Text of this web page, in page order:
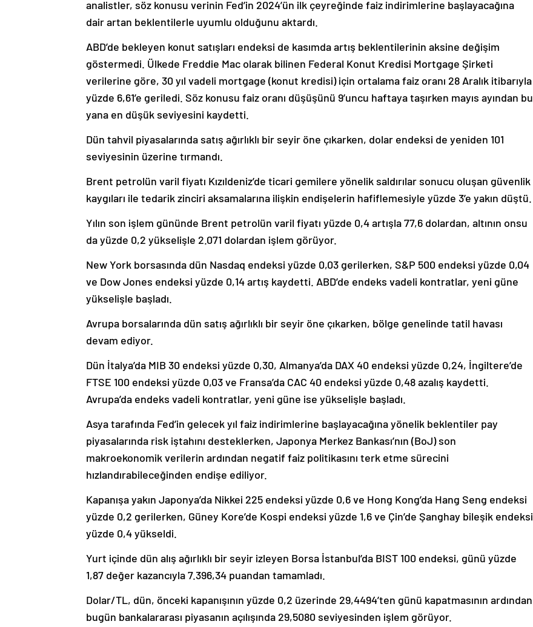
analistler, söz konusu verinin Fed’in 2024’ün ilk çeyreğinde faiz indirimlerine başlayacağına
dair artan beklentilerle uyumlu olduğunu aktardı.
ABD’de bekleyen konut satışları endeksi de kasımda artış beklentilerinin aksine değişim
göstermedi. Ülkede Freddie Mac olarak bilinen Federal Konut Kredisi Mortgage Şirketi
verilerine göre, 30 yıl vadeli mortgage (konut kredisi) için ortalama faiz oranı 28 Aralık itibarıyla
yüzde 6,61’e geriledi. Söz konusu faiz oranı düşüşünü 9’uncu haftaya taşırken mayıs ayından bu
yana en düşük seviyesini kaydetti.
Dün tahvil piyasalarında satış ağırlıklı bir seyir öne çıkarken, dolar endeksi de yeniden 101
seviyesinin üzerine tırmandı.
Brent petrolün varil fiyatı Kızıldeniz’de ticari gemilere yönelik saldırılar sonucu oluşan güvenlik
kaygıları ile tedarik zinciri aksamalarına ilişkin endişelerin hafiflemesiyle yüzde 3’e yakın düştü.
Yılın son işlem gününde Brent petrolün varil fiyatı yüzde 0,4 artışla 77,6 dolardan, altının onsu
da yüzde 0,2 yükselişle 2.071 dolardan işlem görüyor.
New York borsasında dün Nasdaq endeksi yüzde 0,03 gerilerken, S&P 500 endeksi yüzde 0,04
ve Dow Jones endeksi yüzde 0,14 artış kaydetti. ABD’de endeks vadeli kontratlar, yeni güne
yükselişle başladı.
Avrupa borsalarında dün satış ağırlıklı bir seyir öne çıkarken, bölge genelinde tatil havası
devam ediyor.
Dün İtalya’da MIB 30 endeksi yüzde 0,30, Almanya’da DAX 40 endeksi yüzde 0,24, İngiltere’de
FTSE 100 endeksi yüzde 0,03 ve Fransa’da CAC 40 endeksi yüzde 0,48 azalış kaydetti.
Avrupa’da endeks vadeli kontratlar, yeni güne ise yükselişle başladı.
Asya tarafında Fed’in gelecek yıl faiz indirimlerine başlayacağına yönelik beklentiler pay
piyasalarında risk iştahını desteklerken, Japonya Merkez Bankası’nın (BoJ) son
makroekonomik verilerin ardından negatif faiz politikasını terk etme sürecini
hızlandırabileceğinden endişe ediliyor.
Kapanışa yakın Japonya’da Nikkei 225 endeksi yüzde 0,6 ve Hong Kong’da Hang Seng endeksi
yüzde 0,2 gerilerken, Güney Kore’de Kospi endeksi yüzde 1,6 ve Çin’de Şanghay bileşik endeksi
yüzde 0,4 yükseldi.
Yurt içinde dün alış ağırlıklı bir seyir izleyen Borsa İstanbul’da BIST 100 endeksi, günü yüzde
1,87 değer kazancıyla 7.396,34 puandan tamamladı.
Dolar/TL, dün, önceki kapanışının yüzde 0,2 üzerinde 29,4494’ten günü kapatmasının ardından
bugün bankalararası piyasanın açılışında 29,5080 seviyesinden işlem görüyor.